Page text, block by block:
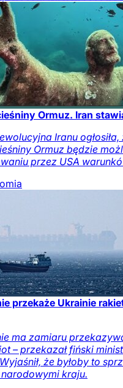
Ormuz. Iran
Iranu
Ormuz będzie
przez USA
przekaże Ukrainie
ma zamiaru
– przekazał fiński
że byłoby to
kraju.